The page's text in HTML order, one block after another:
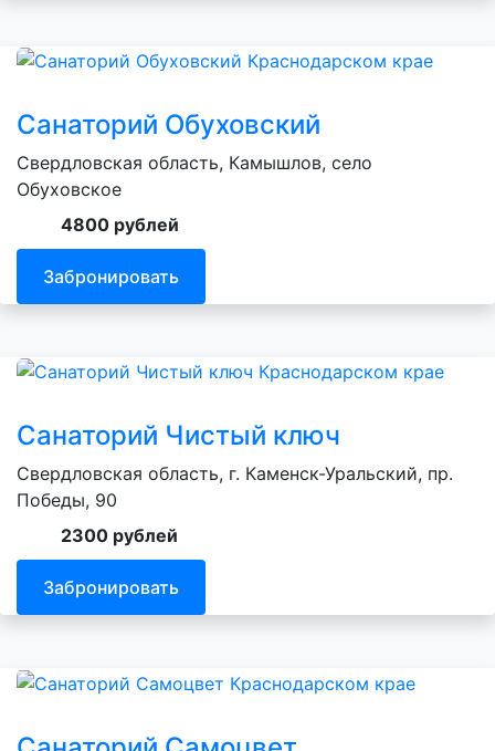
Санаторий Обуховский
Свердловская область, Камышлов, село
Обуховское
4800 рублей
Забронировать
Санаторий Чистый ключ
Свердловская область, г. Каменск-Уральский, пр.
Победы, 90
2300 рублей
Забронировать